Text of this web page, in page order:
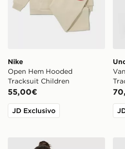
Nike
Open Hem Hooded
Tracksuit Children
55,00€
JD Exclusivo
Under Armour Vanish Colour